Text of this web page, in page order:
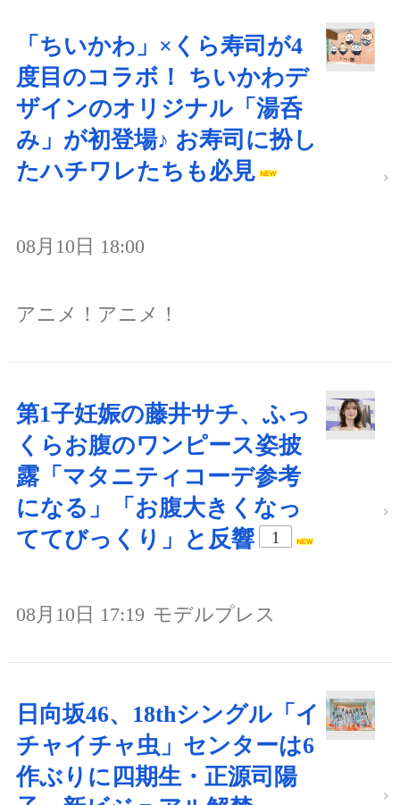
「ちいかわ」×くら寿司が4
度目のコラボ！ ちいかわデ
ザインのオリジナル「湯呑
み」が初登場♪ お寿司に扮し
たハチワレたちも必見
08月10日 18:00
アニメ！アニメ！
第1子妊娠の藤井サチ、ふっ
くらお腹のワンピース姿披
露「マタニティコーデ参考
になる」「お腹大きくなっ
ててびっくり」と反響
1
08月10日 17:19 モデルプレス
日向坂46、18thシングル「イ
チャイチャ虫」センターは6
作ぶりに四期生・正源司陽